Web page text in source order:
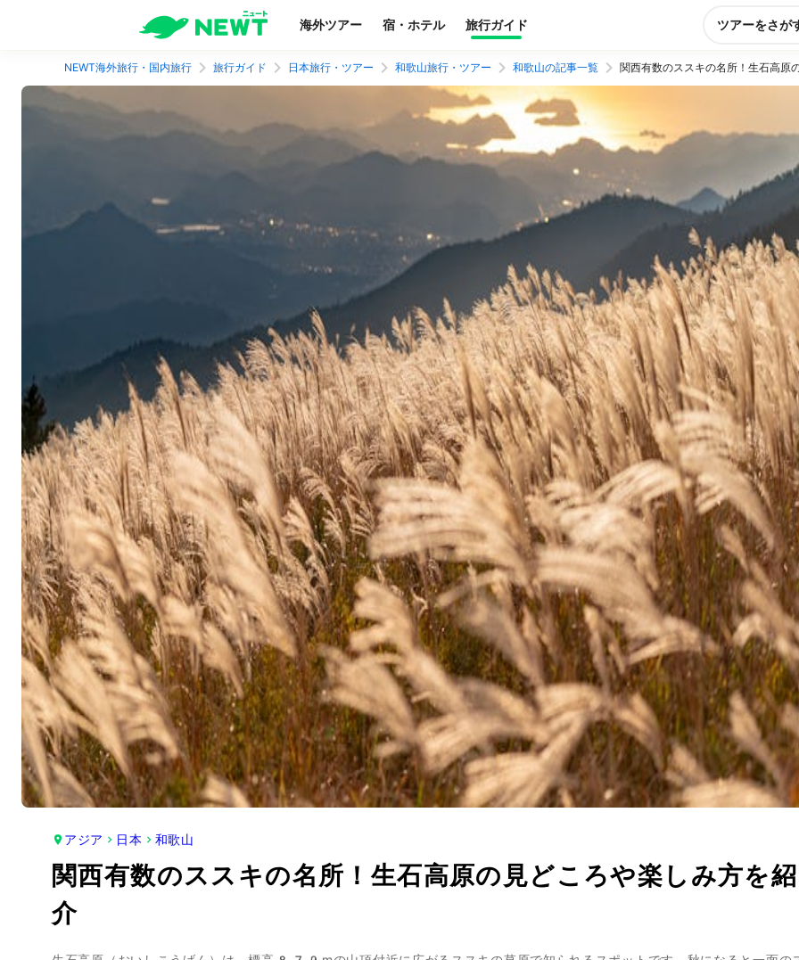
海外ツアー 宿・ホテル 旅行ガイド ツアーをさが
NEWT海外旅行・国内旅行 旅行ガイド 日本旅行・ツアー 和歌山旅行・ツアー 和歌山の記事一覧 関西有数のススキの名所！生石高原
アジア 日本 和歌山
関西有数のススキの名所！生石高原の見どころや楽しみ方を紹
介